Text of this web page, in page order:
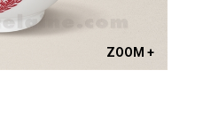
ZOOM +